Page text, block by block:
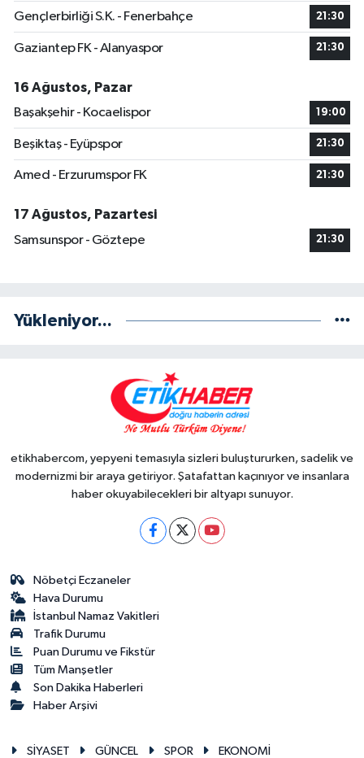
Gençlerbirliği S.K. - Fenerbahçe 21:30
Gaziantep FK - Alanyaspor 21:30
16 Ağustos, Pazar
Başakşehir - Kocaelispor
19:00
Beşiktaş - Eyüpspor 21:30
Amed - Erzurumspor FK 21:30
17 Ağustos, Pazartesi
Samsunspor - Göztepe
21:30
Yükleniyor...
etikhabercom, yepyeni temasıyla sizleri buluştururken, sadelik ve
modernizmi bir araya getiriyor. Şatafattan kaçınıyor ve insanlara
haber okuyabilecekleri bir altyapı sunuyor.
Nöbetçi Eczaneler
Hava Durumu
İstanbul Namaz Vakitleri
Trafik Durumu
Puan Durumu ve Fikstür
Tüm Manşetler
Son Dakika Haberleri
Haber Arşivi
SİYASET GÜNCEL SPOR EKONOMİ